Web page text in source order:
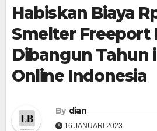
Habiskan Biaya
Smelter Freeport
Dibangun Tahun
Online Indonesia
By dian
16 JANUARI 2023